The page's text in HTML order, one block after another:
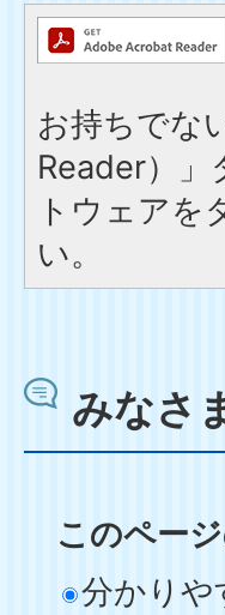
お持ちでな
Reader）
トウェアを
い。
みなさ
このペー
分かりや